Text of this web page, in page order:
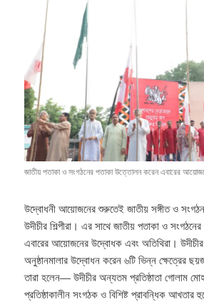
জাতীয় পতাকা ও সংগঠনের পতাকা উত্তোলন করেন এবারের
উদ্বোধনী আয়োজনের শুরুতেই জাতীয় সঙ্গীত ও সংগঠন
উদীচীর শিল্পীরা। এর সাথে জাতীয় পতাকা ও
এবারের আয়োজনের উদ্বোধক এবং অতিথিরা। উদীচীর
অনুষ্ঠানমালার উদ্বোধন করেন ৬টি ভিন্ন ক্ষেত্রের
তারা হলেন— উদীচীর অন্যতম প্রতিষ্ঠাতা গোলাম
প্রতিষ্ঠাকালীন সংগঠক ও বিশিষ্ট প্রাবন্ধিক আখতার